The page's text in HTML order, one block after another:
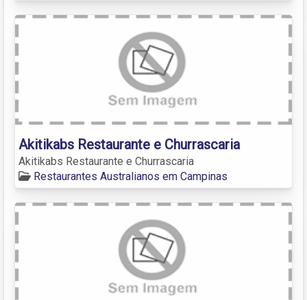
Akitikabs Restaurante e Churrascaria
Akitikabs Restaurante e Churrascaria
Restaurantes Australianos em Campinas